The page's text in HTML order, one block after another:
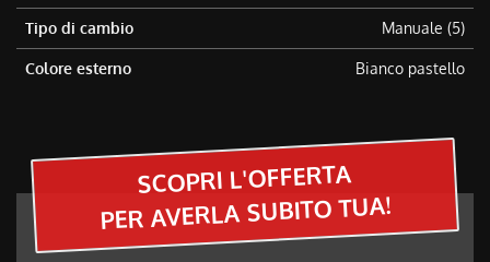
Tipo di cambio Manuale (5)
Colore esterno Bianco pastello
SCOPRI L'OFFERTA
PER AVERLA SUBITO TUA!
tracciamento
si
rimanda
alla
rivedere
e
modificare
le
tue